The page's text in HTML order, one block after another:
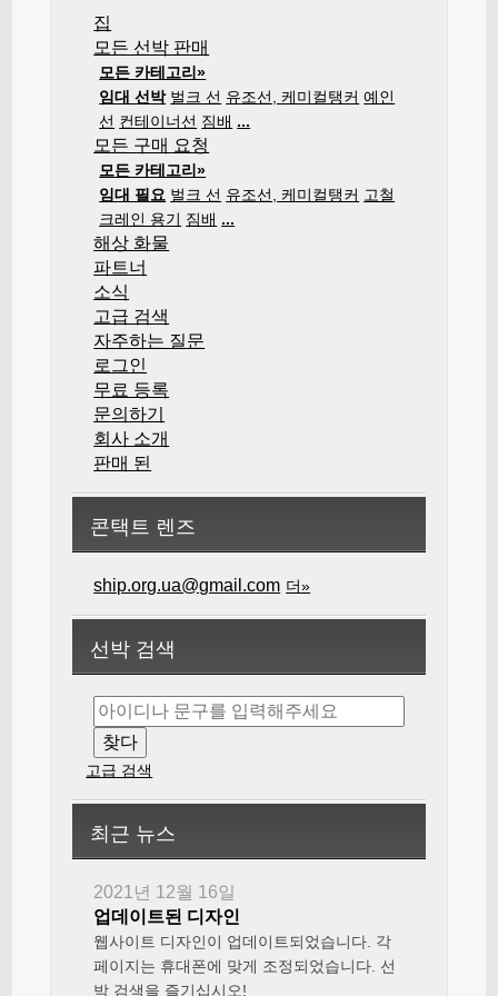
집
모든 선박 판매
모든 카테고리»
임대 선박 벌크 선 유조선, 케미컬탱커 예인
선 컨테이너선 짐배 ...
모든 구매 요청
모든 카테고리»
임대 필요 벌크 선 유조선, 케미컬탱커 고철
크레인 용기 짐배 ...
해상 화물
파트너
소식
고급 검색
자주하는 질문
로그인
무료 등록
문의하기
회사 소개
판매 된
콘택트 렌즈
ship.org.ua@gmail.com 더»
선박 검색
고급 검색
최근 뉴스
2021년 12월 16일
업데이트된 디자인
웹사이트 디자인이 업데이트되었습니다. 각
페이지는 휴대폰에 맞게 조정되었습니다. 선
박 검색을 즐기십시오!